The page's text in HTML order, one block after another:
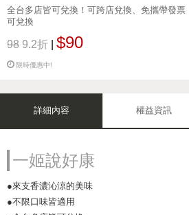
全台多店皆可兌換！可跨店兌換、免攜帶發
可兌換
98 9.2折 $90
限時優惠中!
詳細內容 權益資訊
一姬說好康
●來支香濃沁涼的美味
●不限口味皆適用